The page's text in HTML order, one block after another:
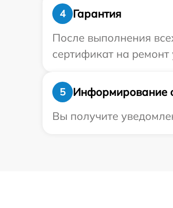
4
Гарантия
После выполнения
сертификат на ремонт
5
Информирование
Вы получите